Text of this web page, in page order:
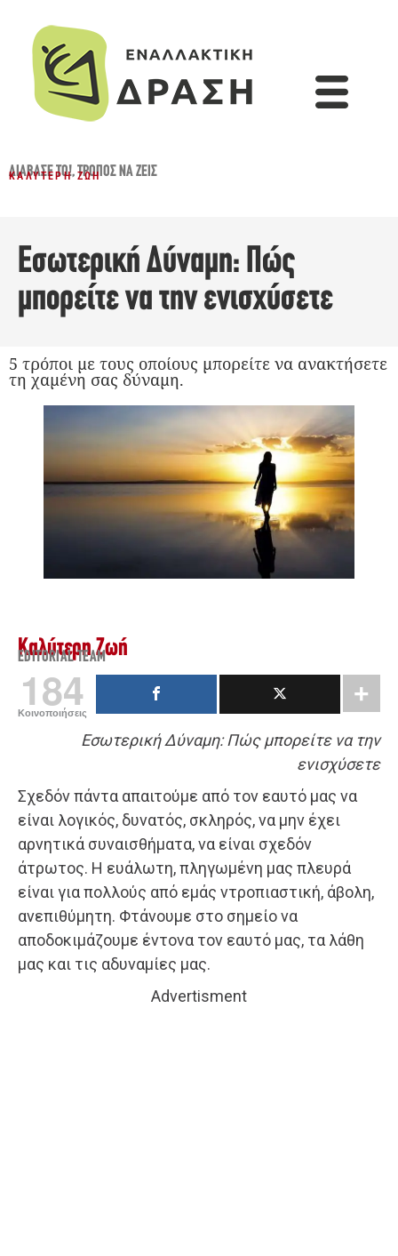
ΔΙΆΒΑΣΈ ΤΟ!,ΤΡΌΠΟΣ ΝΑ ΖΕΙΣ
ΚΑΛΎΤΕΡΗ ΖΩΉ
Εσωτερική Δύναμη: Πώς
μπορείτε να την ενισχύσετε
5 τρόποι με τους οποίους μπορείτε να ανακτήσετε
τη χαμένη σας δύναμη.
Καλύτερη Ζωή
EDITORIAL TEAM
184
Κοινοποιήσεις
Εσωτερική Δύναμη: Πώς μπορείτε να την
ενισχύσετε
Σχεδόν πάντα απαιτούμε από τον εαυτό μας να
είναι λογικός, δυνατός, σκληρός, να μην έχει
αρνητικά συναισθήματα, να είναι σχεδόν
άτρωτος. Η ευάλωτη, πληγωμένη μας πλευρά
είναι για πολλούς από εμάς ντροπιαστική, άβολη,
ανεπιθύμητη. Φτάνουμε στο σημείο να
αποδοκιμάζουμε έντονα τον εαυτό μας, τα λάθη
μας και τις αδυναμίες μας.
Advertisment